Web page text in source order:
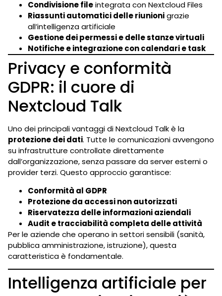
Condivisione fileintegrata con Nextcloud Files
Riassunti automatici delle riunionigrazie
all’intelligenza artificiale
Gestione dei permessi e delle stanze virtuali
Notifiche e integrazione con calendari e task
Privacy e conformità
GDPR: il cuore di
Nextcloud Talk
Uno dei principali vantaggi di Nextcloud Talk è la
protezione dei dati. Tutte le comunicazioni avvengono
su infrastrutture controllate direttamente
dall’organizzazione, senza passare da server esterni o
provider terzi. Questo approccio garantisce:
Conformità al GDPR
Protezione da accessi non autorizzati
Riservatezza delle informazioni aziendali
Audit e tracciabilità completa delle attività
Per le aziende che operano in settori sensibili (sanità,
pubblica amministrazione, istruzione), questa
caratteristica è fondamentale.
Intelligenza artificiale per